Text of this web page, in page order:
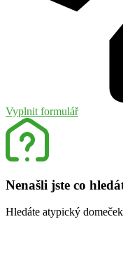
Vyplnit formulář
Nenašli jste co
Hledáte atypický